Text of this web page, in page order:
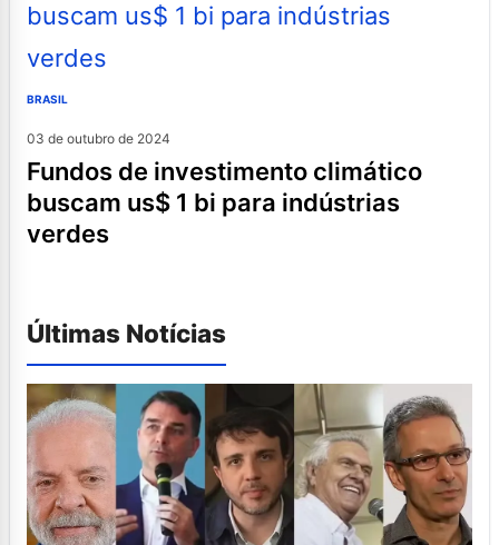
BRASIL
03 de outubro de 2024
fundos de investimento climático
buscam us$ 1 bi para indústrias
verdes
Últimas Notícias